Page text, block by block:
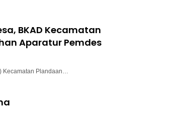
BKAD Kecamatan
Aparatur Pemdes
Kecamatan Plandaan…